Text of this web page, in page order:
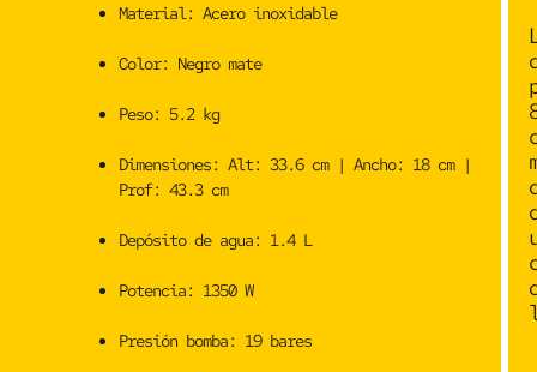
Material: Acero inoxidable
Color: Negro mate
Peso: 5.2 kg
Dimensiones: Alt: 33.6 cm | Ancho: 18 cm |
Prof: 43.3 cm
Depósito de agua: 1.4 L
Potencia: 1350 W
Presión bomba: 19 bares